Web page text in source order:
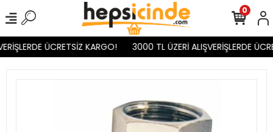
ÜCRETSİZ KARGO! 3000 TL ÜZERİ ALIŞVERİŞLERDE
0